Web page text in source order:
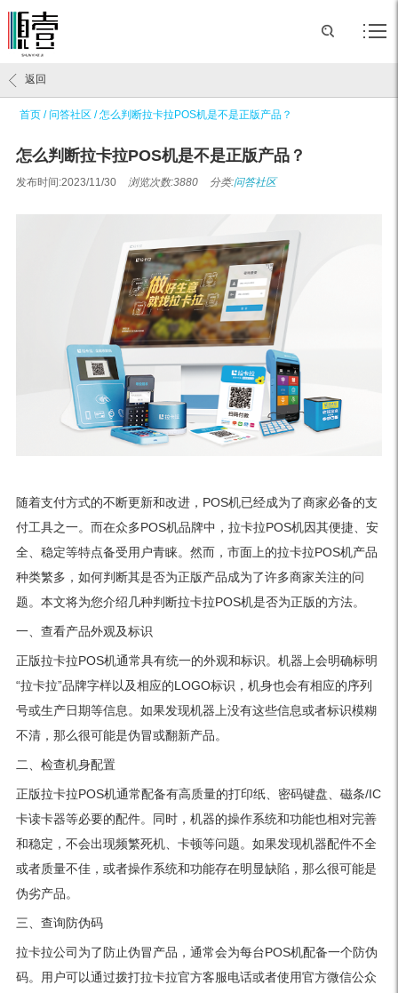
首页 /问答社区 /怎么判断拉卡拉POS机是不是正版产品？
返回
怎么判断拉卡拉POS机是不是正版产品？
发布时间:2023/11/30 浏览次数:3880 分类:问答社区
随着支付方式的不断更新和改进，POS机已经成为了商家必备的支
付工具之一。而在众多POS机品牌中，拉卡拉POS机因其便捷、安
全、稳定等特点备受用户青睐。然而，市面上的拉卡拉POS机产品
种类繁多，如何判断其是否为正版产品成为了许多商家关注的问
题。本文将为您介绍几种判断拉卡拉POS机是否为正版的方法。
一、查看产品外观及标识
正版拉卡拉POS机通常具有统一的外观和标识。机器上会明确标明
“拉卡拉”品牌字样以及相应的LOGO标识，机身也会有相应的序列
号或生产日期等信息。如果发现机器上没有这些信息或者标识模糊
不清，那么很可能是伪冒或翻新产品。
二、检查机身配置
正版拉卡拉POS机通常配备有高质量的打印纸、密码键盘、磁条/IC
卡读卡器等必要的配件。同时，机器的操作系统和功能也相对完善
和稳定，不会出现频繁死机、卡顿等问题。如果发现机器配件不全
或者质量不佳，或者操作系统和功能存在明显缺陷，那么很可能是
伪劣产品。
三、查询防伪码
拉卡拉公司为了防止伪冒产品，通常会为每台POS机配备一个防伪
码。用户可以通过拨打拉卡拉官方客服电话或者使用官方微信公众